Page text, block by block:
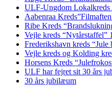
ULF-Ungdom Lokalkreds
Aabenraa
Ribe Kreds
Vejle kreds “Nytårstaffel”
Frederikshavn kreds
Vejle kreds og Kolding
Horsens Kreds
ULF har fejret sit 30 års
30 års jubilæum